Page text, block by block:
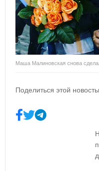
Маша Малиновская снова
Поделиться этой